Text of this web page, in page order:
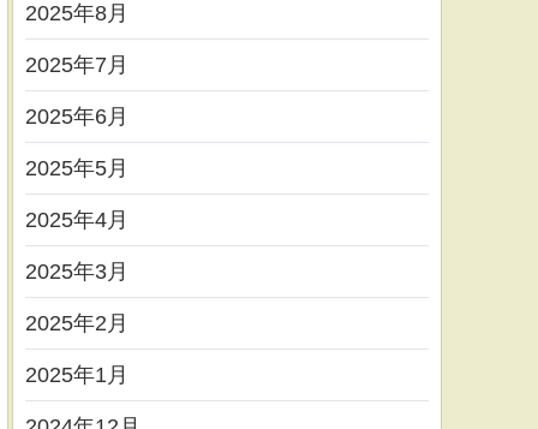
2025年8月
2025年7月
2025年6月
2025年5月
2025年4月
2025年3月
2025年2月
2025年1月